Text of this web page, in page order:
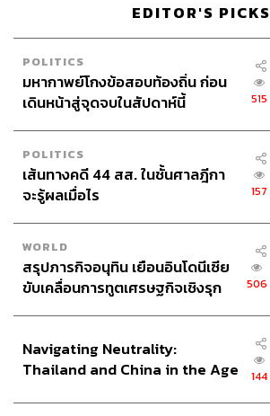
EDITOR'S PICKS
POLITICS
มหากาพย์โกงข้อสอบท้องถิ่น ก่อน
เดินหน้าสู่จุดจบในสัปดาห์นี้
515
POLITICS
เส้นทางคดี 44 สส. ในชั้นศาลฎีกา
จะรู้ผลเมื่อไร
157
WORLD
สรุปภารกิจอนุทิน เยือนอินโดนีเซีย
ขับเคลื่อนการทูตเศรษฐกิจเชิงรุก
506
Navigating Neutrality:
Thailand and China in the Age
144